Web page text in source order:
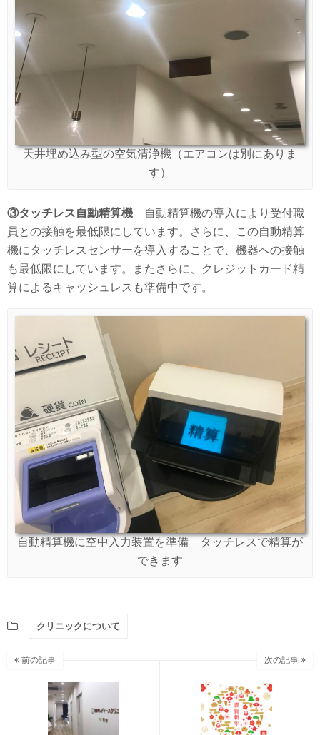
天井埋め込み型の空気清浄機（エアコンは別にありま
す）
③タッチレス自動精算機 自動精算機の導入により受付職
員との接触を最低限にしています。さらに、この自動精算
機にタッチレスセンサーを導入することで、機器への接触
も最低限にしています。またさらに、クレジットカード精
算によるキャッシュレスも準備中です。
自動精算機に空中入力装置を準備 タッチレスで精算が
できます
クリニックについて
前の記事 次の記事